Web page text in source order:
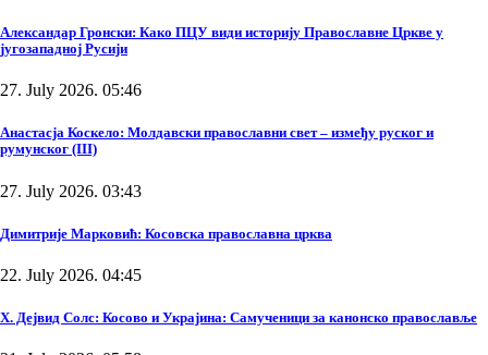
Александар Гронски: Како ПЦУ види историју Православне Цркве у
југозападној Русији
27. July 2026. 05:46
Анастасја Коскело: Молдавски православни свет – између руског и
румунског (III)
27. July 2026. 03:43
Димитрије Марковић: Косовска православна црква
22. July 2026. 04:45
Х. Дејвид Солс: Косово и Украјина: Самученици за канонско православље